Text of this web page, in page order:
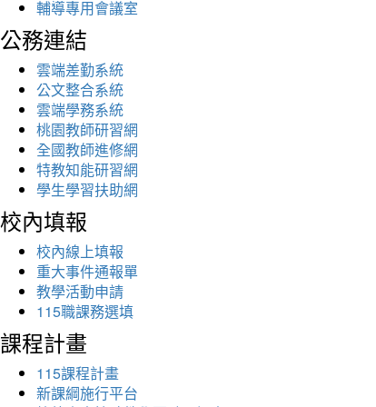
輔導專用會議室
公務連結
雲端差勤系統
公文整合系統
雲端學務系統
桃園教師研習網
全國教師進修網
特教知能研習網
學生學習扶助網
校內填報
校內線上填報
重大事件通報單
教學活動申請
115職課務選填
課程計畫
115課程計畫
新課綱施行平台